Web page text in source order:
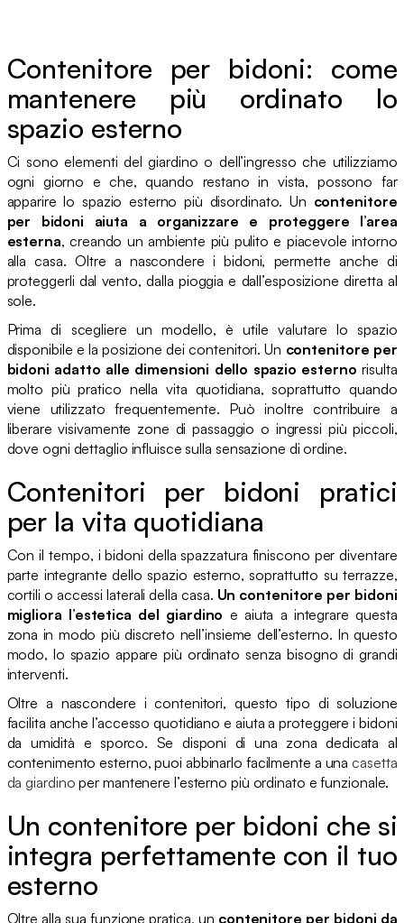
Contenitore per bidoni: come
mantenere più ordinato lo
spazio esterno
Ci sono elementi del giardino o dell’ingresso che utilizziamo
ogni giorno e che, quando restano in vista, possono far
apparire lo spazio esterno più disordinato. Un contenitore
per bidoni aiuta a organizzare e proteggere l’area
esterna, creando un ambiente più pulito e piacevole intorno
alla casa. Oltre a nascondere i bidoni, permette anche di
proteggerli dal vento, dalla pioggia e dall’esposizione diretta al
sole.
Prima di scegliere un modello, è utile valutare lo spazio
disponibile e la posizione dei contenitori. Un contenitore per
bidoni adatto alle dimensioni dello spazio esterno risulta
molto più pratico nella vita quotidiana, soprattutto quando
viene utilizzato frequentemente. Può inoltre contribuire a
liberare visivamente zone di passaggio o ingressi più piccoli,
dove ogni dettaglio influisce sulla sensazione di ordine.
Contenitori per bidoni pratici
per la vita quotidiana
Con il tempo, i bidoni della spazzatura finiscono per diventare
parte integrante dello spazio esterno, soprattutto su terrazze,
cortili o accessi laterali della casa. Un contenitore per bidoni
migliora l’estetica del giardino e aiuta a integrare questa
zona in modo più discreto nell’insieme dell’esterno. In questo
modo, lo spazio appare più ordinato senza bisogno di grandi
interventi.
Oltre a nascondere i contenitori, questo tipo di soluzione
facilita anche l’accesso quotidiano e aiuta a proteggere i bidoni
da umidità e sporco. Se disponi di una zona dedicata al
contenimento esterno, puoi abbinarlo facilmente a unacasetta
da giardino per mantenere l’esterno più ordinato e funzionale.
Un contenitore per bidoni che si
integra perfettamente con il tuo
esterno
Oltre alla sua funzione pratica, un contenitore per bidoni da